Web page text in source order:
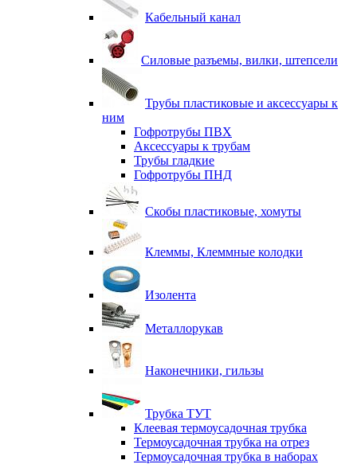
Кабельный канал
Силовые разъемы, вилки, штепсели
Трубы пластиковые и аксессуары к
ним
Гофротрубы ПВХ
Аксессуары к трубам
Трубы гладкие
Гофротрубы ПНД
Скобы пластиковые, хомуты
Клеммы, Клеммные колодки
Изолента
Металлорукав
Наконечники, гильзы
Трубка ТУТ
Клеевая термоусадочная трубка
Термоусадочная трубка на отрез
Термоусадочная трубка в наборах